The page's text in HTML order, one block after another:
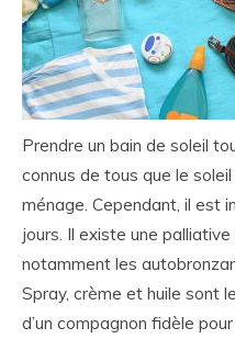
Prendre un bain de soleil
connus de tous que le
ménage. Cependant, il est
jours. Il existe une
notamment les
Spray, crème et huile sont
d’un compagnon fidèle